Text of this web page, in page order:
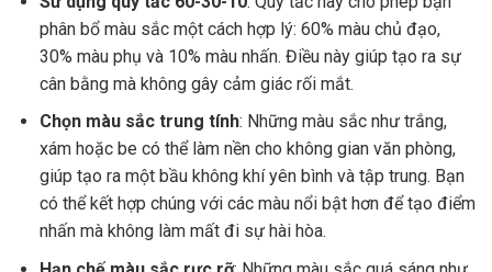
phân bổ màu sắc một cách hợp lý: 60% màu chủ đạo,
30% màu phụ và 10% màu nhấn. Điều này giúp tạo ra sự
cân bằng mà không gây cảm giác rối mắt.
Chọn màu sắc trung tính: Những màu sắc như trắng,
xám hoặc be có thể làm nền cho không gian văn phòng,
giúp tạo ra một bầu không khí yên bình và tập trung. Bạn
có thể kết hợp chúng với các màu nổi bật hơn để tạo điểm
nhấn mà không làm mất đi sự hài hòa.